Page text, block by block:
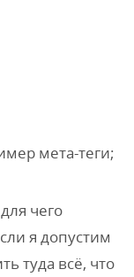
мета-теги;
чего
я допустим
туда всё, что